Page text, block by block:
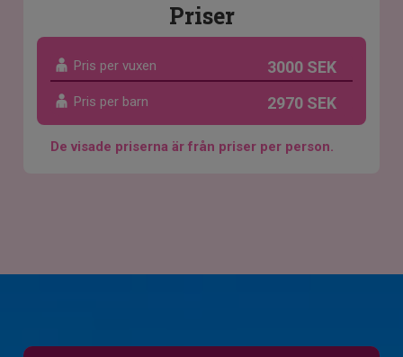
Priser
Pris per vuxen 3000 SEK
Pris per barn 2970 SEK
De visade priserna är från priser per person.